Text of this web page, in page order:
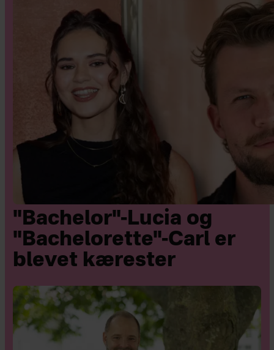
"Bachelor"-Lucia og
"Bachelorette"-Carl er
blevet kærester